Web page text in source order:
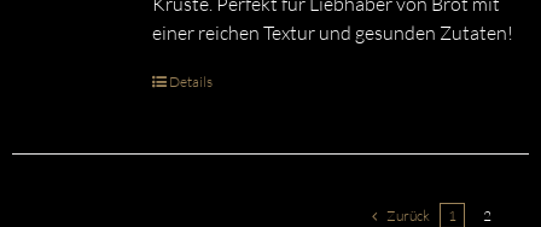
einer reichen Textur und gesunden Zutaten!
Details
Zurück 1 2